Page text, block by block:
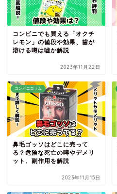
コンビニでも買える「オクチ
レモン」の値段や効果、歯が
溶ける噂は嘘か解説
2023年11月22日
コンビニコラム
鼻毛ゴッソはどこに売って
る？危険な死亡の噂やデメリ
ット、副作用を解説
2023年11月15日